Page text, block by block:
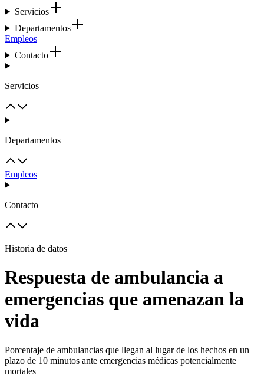
Servicios
Departamentos
Empleos
Contacto
Servicios
Departamentos
Empleos
Contacto
Historia de datos
Respuesta de ambulancia a
emergencias que amenazan la
vida
Porcentaje de ambulancias que llegan al lugar de los hechos en un
plazo de 10 minutos ante emergencias médicas potencialmente
mortales